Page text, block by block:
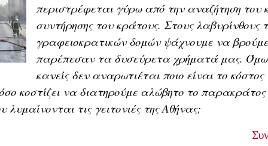
περιστρέφεται γύρω από την αναζήτηση του
συντήρησης του κράτους. Στους λαβυρίνθους
γραφειοκρατικών δομών ψάχνουμε να
παρέπεσαν τα δυσεύρετα χρήματά μας.
κανείς δεν αναρωτιέται ποιο είναι το κόστος
κοστίζει να διατηρούμε αλώβητο το παρακράτος
τις γειτονιές της Αθήνας;